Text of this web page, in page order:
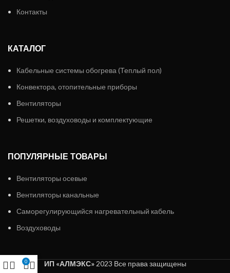
Контакты
КАТАЛОГ
Кабельные системы обогрева (Теплый пол)
Конвектора, отопительные приборы
Вентиляторы
Решетки, воздуховоды и комплектующие
ПОПУЛЯРНЫЕ ТОВАРЫ
Вентиляторы осевые
Вентиляторы канальные
Саморегулирующийся нагревательный кабель
Воздуховоды
ИП «АЛМЭКС»2023 Все права защищены
0